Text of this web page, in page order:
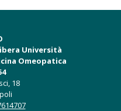
Università
Omeopatica
18